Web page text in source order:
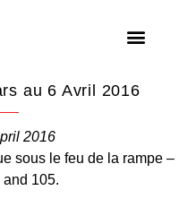
au 6 Avril 2016
2016
sous le feu de la rampe –
105.